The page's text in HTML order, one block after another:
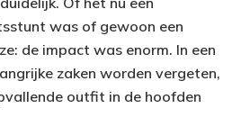
was of gewoon een
de impact was enorm. In een
zaken worden vergeten,
outfit in de hoofden